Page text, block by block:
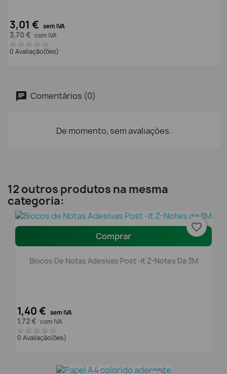
3,01 € sem IVA
3,70 € com IVA
0 Avaliação(ões)
Comentários (0)
De momento, sem avaliações.
12 outros produtos na mesma
categoria:
Comprar
Blocos De Notas Adesivas Post -It Z-Notes Da 3M
1,40 € sem IVA
1,72 € com IVA
0 Avaliação(ões)
favorite_border